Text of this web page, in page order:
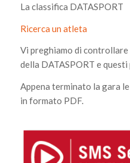
La classifica DATASPORT
Ricerca un atleta
Vi preghiamo di
della DATASPORT e
Appena terminato la gara
in formato PDF.